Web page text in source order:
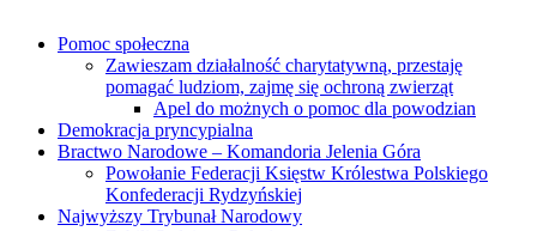
Pomoc społeczna
Zawieszam działalność charytatywną, przestaję
pomagać ludziom, zajmę się ochroną zwierząt
Apel do możnych o pomoc dla powodzian
Demokracja pryncypialna
Bractwo Narodowe – Komandoria Jelenia Góra
Powołanie Federacji Księstw Królestwa Polskiego
Konfederacji Rydzyńskiej
Najwyższy Trybunał Narodowy